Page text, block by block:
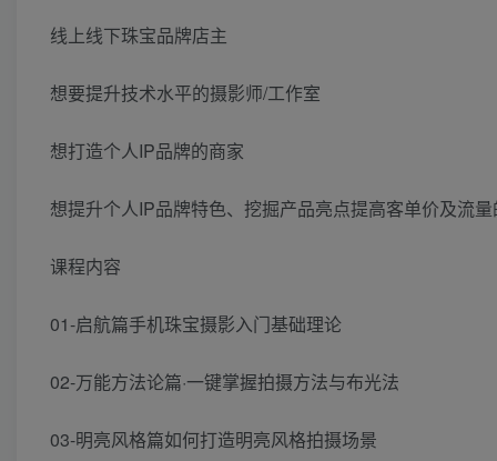
线上线下珠宝品牌店主
想要提升技术水平的摄影师/工作室
想打造个人IP品牌的商家
想提升个人IP品牌特色、挖掘产品亮点提高客单价及流
课程内容
01-启航篇手机珠宝摄影入门基础理论
02-万能方法论篇·一键掌握拍摄方法与布光法
03-明亮风格篇如何打造明亮风格拍摄场景